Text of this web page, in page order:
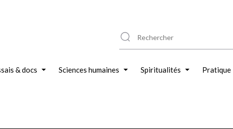
& docs Sciences humaines Spiritualités Pratique